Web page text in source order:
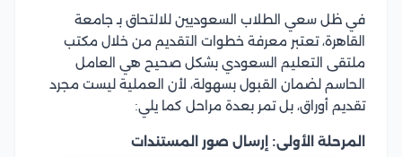
في ظل سعي الطلاب السعوديين للالتحاق بـ جامعة
القاهرة، تعتبر معرفة خطوات التقديم من خلال مكتب
ملتقى التعليم السعودي بشكل صحيح هي العامل
الحاسم لضمان القبول بسهولة، لأن العملية ليست مجرد
تقديم أوراق، بل تمر بعدة مراحل كما يلي:
المرحلة الأولى: إرسال صور المستندات